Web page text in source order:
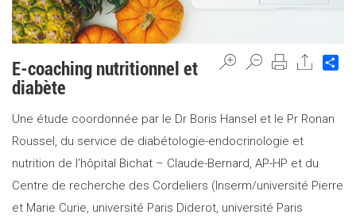
E-coaching nutritionnel et
diabète
Une étude coordonnée par le Dr Boris Hansel et le Pr Ronan
Roussel, du service de diabétologie-endocrinologie et
nutrition de l’hôpital Bichat – Claude-Bernard, AP-HP et du
Centre de recherche des Cordeliers (Inserm/université Pierre
et Marie Curie, université Paris Diderot, université Paris